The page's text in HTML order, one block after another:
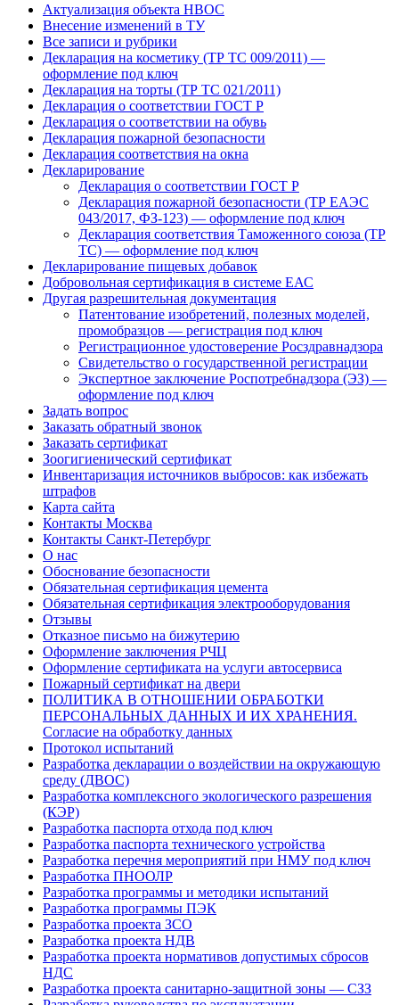
Актуализация объекта НВОС
Внесение изменений в ТУ
Все записи и рубрики
Декларация на косметику (ТР ТС 009/2011) —
оформление под ключ
Декларация на торты (ТР ТС 021/2011)
Декларация о соответствии ГОСТ Р
Декларация о соответствии на обувь
Декларация пожарной безопасности
Декларация соответствия на окна
Декларирование
Декларация о соответствии ГОСТ Р
Декларация пожарной безопасности (ТР ЕАЭС
043/2017, ФЗ-123) — оформление под ключ
Декларация соответствия Таможенного союза (ТР
ТС) — оформление под ключ
Декларирование пищевых добавок
Добровольная сертификация в системе ЕАС
Другая разрешительная документация
Патентование изобретений, полезных моделей,
промобразцов — регистрация под ключ
Регистрационное удостоверение Росздравнадзора
Свидетельство о государственной регистрации
Экспертное заключение Роспотребнадзора (ЭЗ) —
оформление под ключ
Задать вопрос
Заказать обратный звонок
Заказать сертификат
Зоогигиенический сертификат
Инвентаризация источников выбросов: как избежать
штрафов
Карта сайта
Контакты Москва
Контакты Санкт-Петербург
О нас
Обоснование безопасности
Обязательная сертификация цемента
Обязательная сертификация электрооборудования
Отзывы
Отказное письмо на бижутерию
Оформление заключения РЧЦ
Оформление сертификата на услуги автосервиса
Пожарный сертификат на двери
ПОЛИТИКА В ОТНОШЕНИИ ОБРАБОТКИ
ПЕРСОНАЛЬНЫХ ДАННЫХ И ИХ ХРАНЕНИЯ.
Согласие на обработку данных
Протокол испытаний
Разработка декларации о воздействии на окружающую
среду (ДВОС)
Разработка комплексного экологического разрешения
(КЭР)
Разработка паспорта отхода под ключ
Разработка паспорта технического устройства
Разработка перечня мероприятий при НМУ под ключ
Разработка ПНООЛР
Разработка программы и методики испытаний
Разработка программы ПЭК
Разработка проекта ЗСО
Разработка проекта НДВ
Разработка проекта нормативов допустимых сбросов
НДС
Разработка проекта санитарно-защитной зоны — СЗЗ